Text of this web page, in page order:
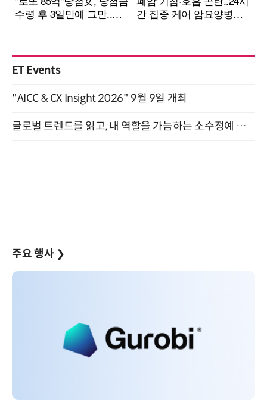
ET Events
"AICC & CX Insight 2026" 9월 9일 개최
글로벌 트렌드를 읽고, 내 역할을 가늠하는 소수정예 실습 워크숍 (8/28)
주요 행사 ❯